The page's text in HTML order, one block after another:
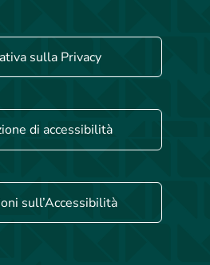
sulla Privacy
di accessibilità
sull’Accessibilità